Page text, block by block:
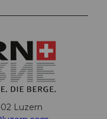
Luzern